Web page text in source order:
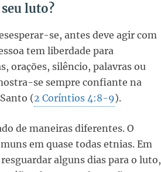
luto?
se, antes deve agir com
tem liberdade para
orações, silêncio, palavras ou
se sempre confiante na
(2 Coríntios 4:8-9).
de maneiras diferentes. O
em quase todas etnias. Em
alguns dias para o luto,